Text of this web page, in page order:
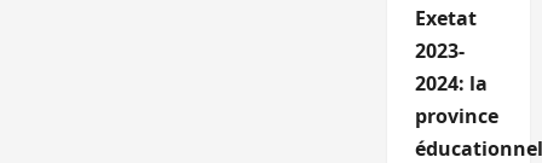
Exetat
2023-
2024: la
province